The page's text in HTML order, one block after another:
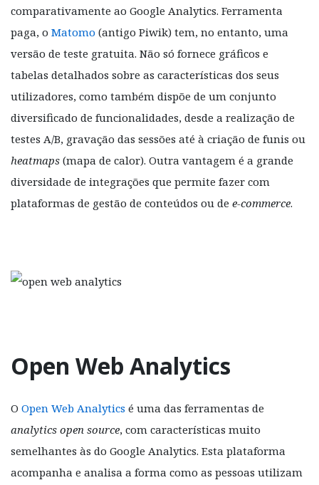
comparativamente ao Google Analytics. Ferramenta
paga, o Matomo (antigo Piwik) tem, no entanto, uma
versão de teste gratuita. Não só fornece gráficos e
tabelas detalhados sobre as características dos seus
utilizadores, como também dispõe de um conjunto
diversificado de funcionalidades, desde a realização de
testes A/B, gravação das sessões até à criação de funis ou
heatmaps (mapa de calor). Outra vantagem é a grande
diversidade de integrações que permite fazer com
plataformas de gestão de conteúdos ou de e-commerce.
Open Web Analytics
O Open Web Analytics é uma das ferramentas de
analytics open source, com características muito
semelhantes às do Google Analytics. Esta plataforma
acompanha e analisa a forma como as pessoas utilizam